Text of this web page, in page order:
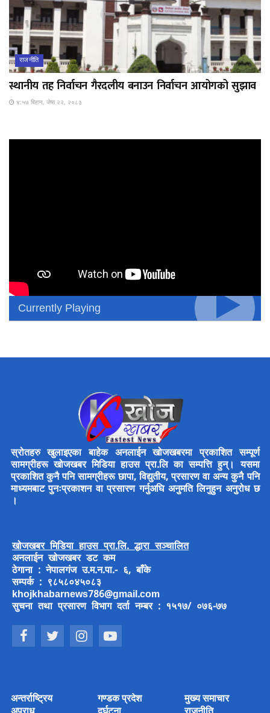
राजनीति
स्थानीय तह निर्वाचन गैरदलीय बनाउन निर्वाचन आयोगको सुझाव
४:५७ बिहान, जेष्ठ २२, २०८३
Currently Playing
स्रोतहरु खुलाइएका बाहेक अनलाईन खोजखबरमा प्रकाशित सम्पूर्ण
सामग्रीहरू खोजखबर मिडिया हाउस प्रा.लि का सम्पत्ति हुन्। यसमा
प्रकाशित कुनै पनि सामग्रीहरू छापा, विद्युतीय, प्रसारण वा अन्य कुनै पनि
माध्यमबाट पुनःप्रकाशन वा प्रसारण गर्नुअघि अनुमति लिनुहुन अनुरोध छ
।
खोजखबर मिडिया हाउस प्रा.लि. द्धारा सञ्चालित
अनलाईन खोजखबर डट कम
ठेगाना : नेपालगंज उ.म.न.पा.- ६, बाँके
सम्पर्क : ९८५८०४५०८३
khojkhabarnews786@gmail.com
सुचना तथा प्रसारण विभाग दर्ता नम्बर : १५१७/ ०७६-७७
अन्तर्राष्ट्रिय गण्डक प्रदेश मुख्य समाचार